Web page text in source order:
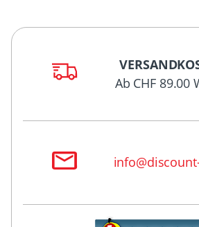
Ab CHF 89.00